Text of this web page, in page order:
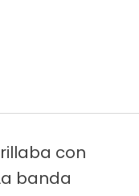
con
banda